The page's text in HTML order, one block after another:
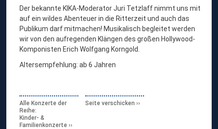
Der bekannte KIKA-Moderator Juri Tetzlaff nimmt uns mit
auf ein wildes Abenteuer in die Ritterzeit und auch das
Publikum darf mitmachen! Musikalisch begleitet werden
wir von den aufregenden Klängen des großen Hollywood-
Komponisten Erich Wolfgang Korngold.
Altersempfehlung: ab 6 Jahren
Alle Konzerte der
Reihe:
Kinder- &
Familienkonzerte
Seite verschicken